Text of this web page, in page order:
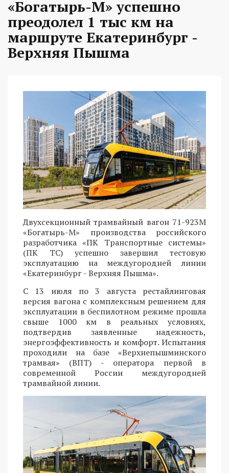
«Богатырь-М» успешно
преодолел 1 тыс км на
маршруте Екатеринбург -
Верхняя Пышма
Двухсекционный трамвайный вагон 71-923М
«Богатырь-М» производства российского
разработчика «ПК Транспортные системы»
(ПК ТС) успешно завершил тестовую
эксплуатацию на междугородней линии
«Екатеринбург - Верхняя Пышма».
С 13 июля по 3 августа рестайлинговая
версия вагона с комплексным решением для
эксплуатации в беспилотном режиме прошла
свыше 1000 км в реальных условиях,
подтвердив заявленные надежность,
энергоэффективность и комфорт. Испытания
проходили на базе «Верхнепышминского
трамвая» (ВПТ) - оператора первой в
современной России междугородней
трамвайной линии.